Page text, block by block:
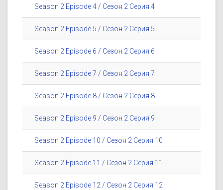
Season 2 Episode 4 / Сезон 2 Серия 4
Season 2 Episode 5 / Сезон 2 Серия 5
Season 2 Episode 6 / Сезон 2 Серия 6
Season 2 Episode 7 / Сезон 2 Серия 7
Season 2 Episode 8 / Сезон 2 Серия 8
Season 2 Episode 9 / Сезон 2 Серия 9
Season 2 Episode 10 / Сезон 2 Серия 10
Season 2 Episode 11 / Сезон 2 Серия 11
Season 2 Episode 12 / Сезон 2 Серия 12